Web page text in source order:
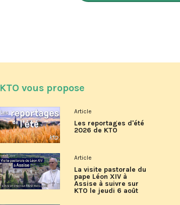
KTO vous propose
Article
Les reportages d'été
2026 de KTO
Article
La visite pastorale du
pape Léon XIV à
Assise à suivre sur
KTO le jeudi 6 août